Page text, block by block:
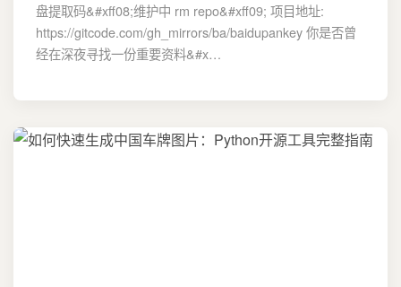
盘提取码&#xff08;维护中 rm repo&#xff09; 项目地址:
https://gitcode.com/gh_mirrors/ba/baidupankey 你是否曾
经在深夜寻找一份重要资料&#x…